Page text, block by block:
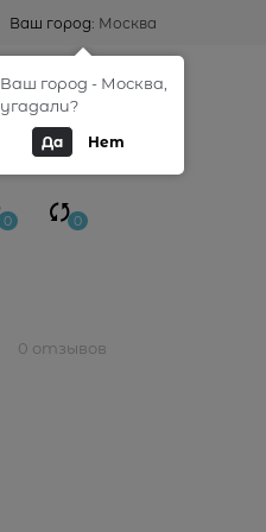
Ваш город: Москва
0
0 0
0 отзывов
Ваш город - Москва,
угадали?
Да Нет